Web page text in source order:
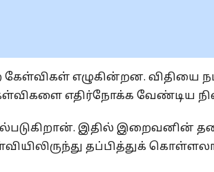
கேள்விகள் எழுகின்றன. விதியை
எதிர்நோக்க வேண்டிய
இதில் இறைவனின்
தப்பித்துக்